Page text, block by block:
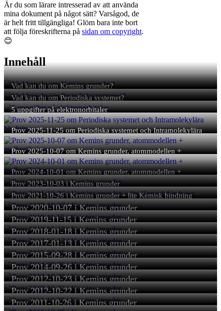
Är du som lärare intresserad av att använda
mina dokument på något sätt? Varsågod, de
är helt fritt tillgängliga! Glöm bara inte bort
att följa föreskrifterna på sidan om copyright.
😊
Innehåll
Vad kan du om Kemins grunder?
Vad kan du om Periodiska systemet?
5 uppgifter på elektronorbitaler
Prov 2025-11-25 om Periodiska systemet och Intramolekylära
bindningar
Prov 2025-10-07 om Kemins grunder, atommodellen +
molberäkningar
Prov 2024-10-01 om Kemins grunder, atommodellen +
molberäkningar
Prov 2023-10-03 i Kemins grunder
Prov 2021-10-26 i Kemins grunder + lite Kemisk bindning
Prov 2020-10-07 i Kemins grunder
Prov 2019-11-15 i Kemins grunder
Prov 2018-01-18 i Kemins grunder
Prov 2017-01-13 i Kemins grunder
Prov 2015-09-28 i Kemins grunder
Prov 2014-09-26 i Kemins grunder
Prov 2012-10-23 i Kemins grunder
Prov 2012-10-22 i Kemins grunder
Prov 2011-10-26 i Kemins grunder